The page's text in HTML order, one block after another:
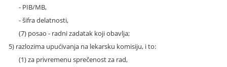
- PIB/MB,
- šifra delatnosti,
(7) posao - radni zadatak koji obavlja;
5) razlozima upućivanja na lekarsku komisiju, i to:
(1) za privremenu sprečenost za rad,